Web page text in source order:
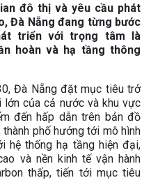
đô thị và yêu cầu phát
Đà Nẵng đang từng bước
triển với trọng tâm là
hoàn và hạ tầng thông
Đà Nẵng đặt mục tiêu trở
lớn của cả nước và khu vực
đến hấp dẫn trên bản đồ
phố hướng tới mô hình
hệ thống hạ tầng hiện đại,
và nền kinh tế vận hành
thấp, tiến tới mục tiêu